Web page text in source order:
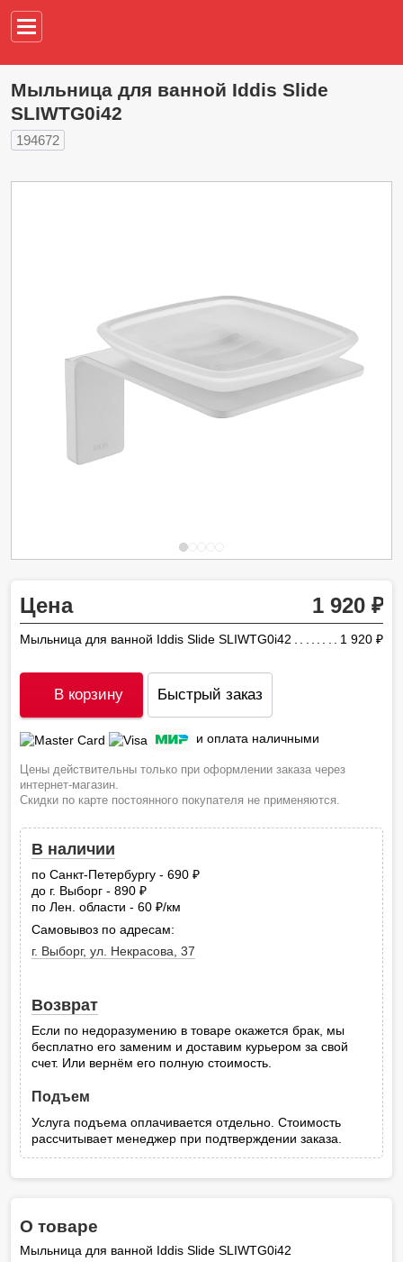
Мыльница для ванной Iddis Slide
SLIWTG0i42
194672
Цена 1 920
Мыльница для ванной Iddis Slide SLIWTG0i42 1 920
В корзину Быстрый заказ
и оплата наличными
Цены действительны только при оформлении заказа через
интернет-магазин.
Скидки по карте постоянного покупателя не применяются.
В наличии
по Санкт-Петербургу - 690
до г. Выборг - 890
по Лен. области - 60
руб.
/км
Самовывоз по адресам:
г. Выборг, ул. Некрасова, 37
Возврат
Если по недоразумению в товаре окажется брак, мы
бесплатно его заменим и доставим курьером за свой
счет. Или вернём его полную стоимость.
Подъем
Услуга подъема оплачивается отдельно. Стоимость
рассчитывает менеджер при подтверждении заказа.
О товаре
Мыльница для ванной Iddis Slide SLIWTG0i42